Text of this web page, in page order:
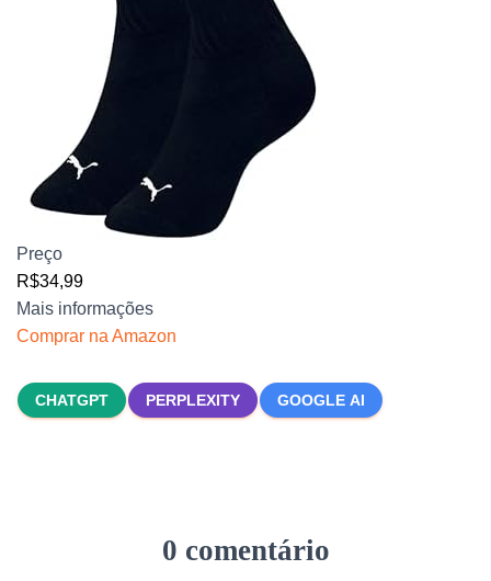
Preço
R$34,99
Mais informações
Comprar na Amazon
CHATGPT PERPLEXITY GOOGLE AI
0 comentário